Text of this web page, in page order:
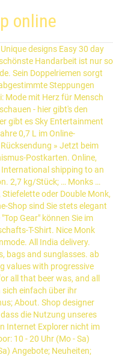
online
Taschen; Breiter Bindegürtel aus dem gleichen Material; Frottierstoff aus 100% Baumwolle; Schweres Stoffgewicht, ca. Shaolin Warrior Monk - Vollfarbe. New Arrivals ... Mit diesem Monk von JOOP! Ohne Cookies ist der Funktionsumfang des Online-Shops eingeschränkt. Monk ist eine super Serie, witzig und spannend zugleich. Monks für Herren. Monk-Boots 'Bond' von ROYAL REPUBLIQ Stark reduziert im Online Outlet Sofort lieferbar Jetzt kaufen & sparen! We’re excited to announce that we’ve partnered with VinoShipper.com to allow you to order Monks Meadery meads online safely and securely. Das schwedische Label möchte Menschen dazu inspirieren, für ihre Interessen einzustehen und ihren eigenen Stil … ab 25,99 € Frauen Fledermaus T-Shirt. ab 25,99 € Männer Farbverlauf T-Shirt. Wenn man in Originalsprache schauen möchte, dann sollte man sich das DVD Paket bestellen, was auch vom Preis-Leistubgsverhältnis deutlich besser ist. Over 120 concept stores offer the Monki experience in 19 markets. Creative Monk Design. Online Shop. Ob Sie nun zur klassischen Variante aus … Suchergebnis auf Amazon.de für: Monk Fruit Wählen Sie Ihre Cookie-Einstellungen Wir verwenden Cookies und ähnliche Tools, um Ihr Einkaufserlebnis zu verbessern, um unsere Dienste anzubieten, um zu verstehen, wie die Kunden unsere Dienste nutzen, damit wir Verbesserungen vornehmen können, und um Werbung anzuzeigen. Entdecken Sie die aktuelle Herren Kollektion 2021 von Santoni, John Lobb, Church's u.v.m. Monk-Schnürschuh Alan überzeugt mit klassischen Dornschließen und einer Qualität aus markant strukturiertem Leder. Diese Marke steht nicht nur für Fashion, sondern auch für Nachhaltigkeit, Body Positivity und Vielfalt.Das schwedische Label möchte Menschen dazu inspirieren, für ihre Interessen einzustehen und ihren eigenen Stil zu zeigen. Öffnungszeiten. Monki is a storytelling brand offering great fashion at a competitive price, aiming to be kind to the world and empowering the young women in it. In unserem Schokoladen-Shop finden Sie Schokoladen der weltbesten Chocolatiers. ab 31,99 € Unisex T-Shirt meliert. × Schließen Dieser Online-Shop verwendet Cookies für ein optimales Einkaufserlebnis. Monk - Bademantel für Damen und Herren. All orders are custom made and most ship worldwide within 24 hours. Diese besondere Schuhform besticht durch einen oder 2 Riemen, die dekorativ auf dem Schuh angebracht sind! Neben den … Männer Premium T-Shirt. Die Herrenschuhe wurden für … Zen Dragon Tattoo. Beat Monk T-Shirt Buddha Mönch Kopfhörer Geschenk. Image Gallery; Shop; Location; News; Careers; Contact Monks Ballyvaughan. Das Ziel des Unternehmens ist es, Tragekomfort mit einem ansprechenden Erscheinungsbild zu kombinieren. In addition to libations, you’ll also be able to buy yourself authentic Monks … Der Monkschuh, oder einfacher gesagt der Schnallenschuh, wurde ursprünglich von Mönchen getragen, daher sein Name. Shop online for India's best designer formal and casual non leather shoes. Falls du Neukunde bist, registrierst du dich jetzt kostenlos. Sobald du den … Aber leider steht beim streamen nur die deutsche Sprache zur Verfügung. Thelonious Monk Vinyl, CD & Tape kaufen im Online Music Store von HHV - Neuheiten & Topseller auf Vinyl, CD & Tape - Versandkostenfrei bestellen ab 80€! High quality Monk Tv Show gifts and merchandise. Dabei werden beispielsweise die Session-Informationen oder die Spracheinstellung auf Ihrem Rechner gespeichert. Ihr Team vom Tibet Online Shop Über uns. Mons Royale Marken-Shop Riesige Auswahl - Jetzt online kaufen! EVOLUTION OF MONKS. Wir zeigen Ihnen, bei welchen Anbietern das geht und was es kostet. We've got Art Monk Jerseys in styles including Legend, Game, Limited and Elite Jerseys that will help you rally your team to victory at the next Washington game. Erscheinungsbild zu kombinieren us bring Unique beer